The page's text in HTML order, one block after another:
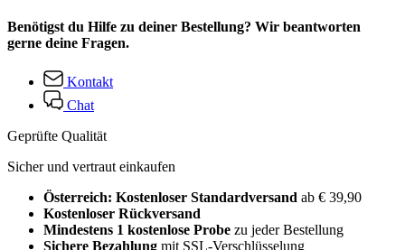
Benötigst du Hilfe zu deiner Bestellung? Wir beantworten
gerne deine Fragen.
Kontakt
Chat
Geprüfte Qualität
Sicher und vertraut einkaufen
Österreich: Kostenloser Standardversand ab € 39,90
Kostenloser Rückversand
Mindestens 1 kostenlose Probe zu jeder Bestellung
Sichere Bezahlung mit SSL-Verschlüsselung